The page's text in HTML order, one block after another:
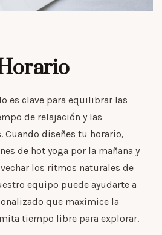
es clave para equilibrar las
de relajación y las
Cuando diseñes tu horario,
de hot yoga por la mañana y
los ritmos naturales de
equipo puede ayudarte a
que maximice la
tiempo libre para explorar.